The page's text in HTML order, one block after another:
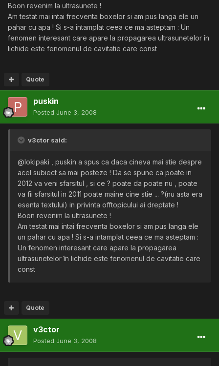
Boon revenim la ultrasunete !
Am testat mai intai frecventa boxelor si am pus langa ele un
pahar cu apa ! Si s-a intamplat ceea ce ma asteptam : Un
fenomen interesant care apare la propagarea ultrasunetelor în
lichide este fenomenul de cavitatie care const
Quote
puskin
Posted June 3, 2008
v3ctor said:
@lokipaki , puskin a spus ca daca cineva mai stie despre
acel subiect sa mai posteze ! Da se spune ca poate in
2012 va veni sfarsitul , si ce ? poate da poate nu , poate
va fii sfarsitul in 2011 poate maine cine stie ... ?(nu asta era
esenta textului) in privinta offtopicului ai dreptate !
Boon revenim la ultrasunete !
Am testat mai intai frecventa boxelor si am pus langa ele
un pahar cu apa ! Si s-a intamplat ceea ce ma asteptam :
Un fenomen interesant care apare la propagarea
ultrasunetelor în lichide este fenomenul de cavitatie care
const
Quote
v3ctor
Posted June 3, 2008